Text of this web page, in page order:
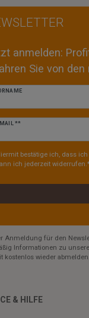
anmelden:
Sie von
MAIL **
bestätige ich, dass
ich jederzeit
Anmeldung für den
Informationen zu
kostenlos wieder abmelden.
& HILFE